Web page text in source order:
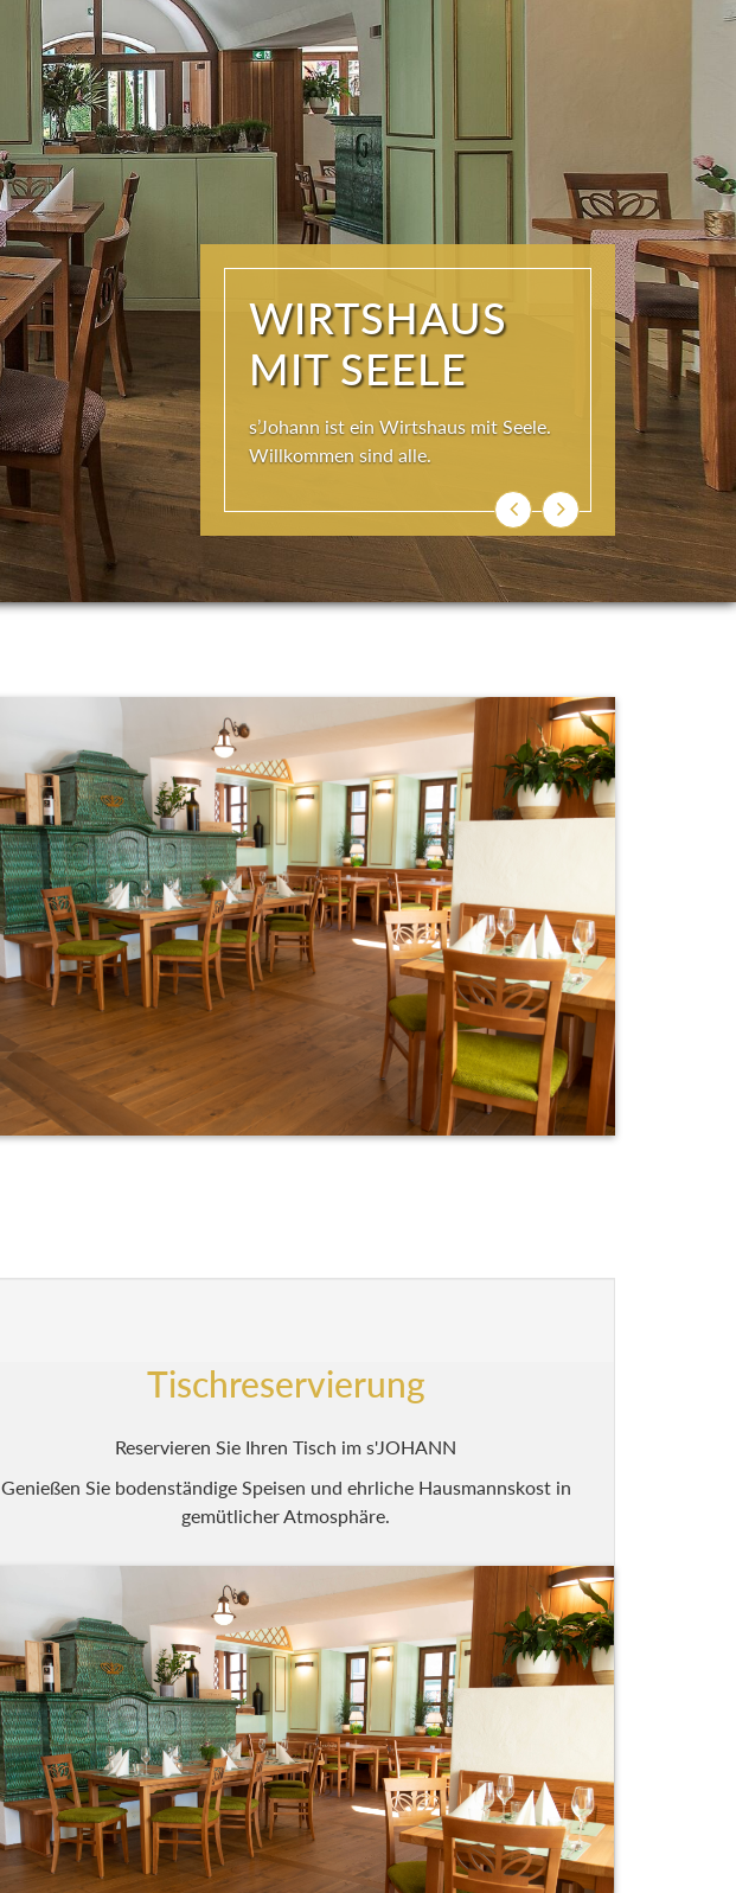
WIRTSHAUS
MIT SEELE
s’Johann ist ein Wirtshaus mit Seele.
Willkommen sind alle.
ZurückWeiter
Tischreservierung
Reservieren Sie Ihren Tisch im s'JOHANN
Genießen Sie bodenständige Speisen und ehrliche Hausmannskost in
gemütlicher Atmosphäre.